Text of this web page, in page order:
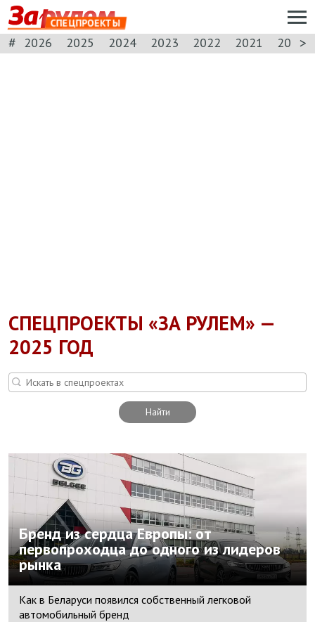
СПЕЦПРОЕКТЫ
# 2026 2025 2024 2023 2022 2021 2020
>
СПЕЦПРОЕКТЫ «ЗА РУЛЕМ» —
2025 ГОД
Найти
Бренд из сердца Европы: от
первопроходца до одного из лидеров
рынка
Как в Беларуси появился собственный легковой
автомобильный бренд